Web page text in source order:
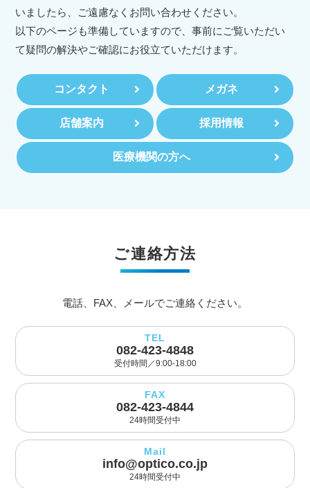
いましたら、ご遠慮なくお問い合わせください。
以下のページも準備していますので、事前にご覧いただい
て疑問の解決やご確認にお役立ていただけます。
コンタクト メガネ
店舗案内 採用情報
医療機関の方へ
ご連絡方法
電話、FAX、メールでご連絡ください。
TEL
082-423-4848
受付時間／9:00-18:00
FAX
082-423-4844
24時間受付中
Mail
info@optico.co.jp
24時間受付中